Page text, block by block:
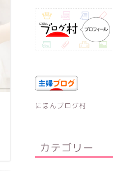
にほんブログ村
カテゴリー